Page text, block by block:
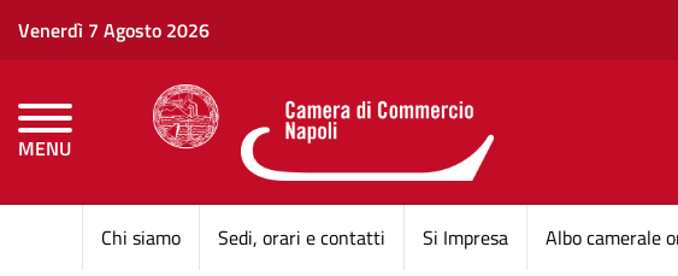
Venerdì 7 Agosto 2026
MENU
CAMERE DI COMMERCIO
Chi siamo Sedi, orari e contatti Si Impresa Albo camerale